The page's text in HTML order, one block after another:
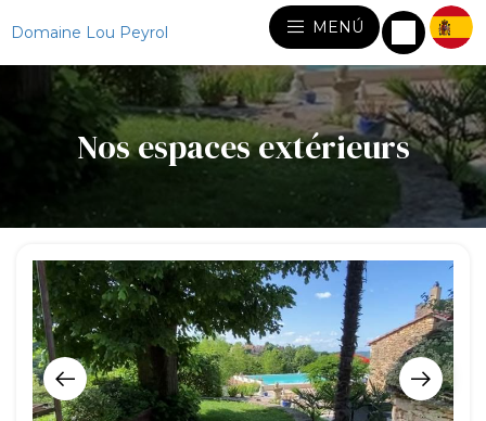
Domaine Lou Peyrol MENÚ
Nos espaces extérieurs